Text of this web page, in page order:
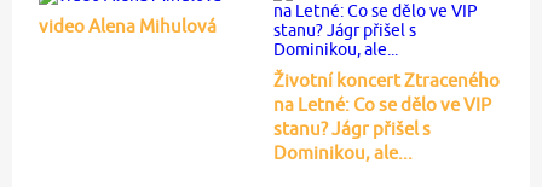
video Alena Mihulová
Životní koncert Ztraceného
na Letné: Co se dělo ve VIP
stanu? Jágr přišel s
Dominikou, ale...